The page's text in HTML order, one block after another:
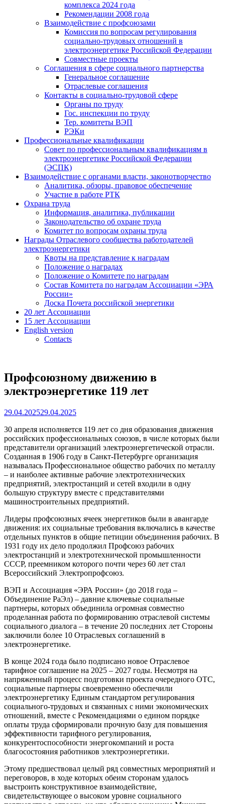
комплекса 2024 года
Рекомендации 2008 года
Взаимодействие с профсоюзами
Комиссия по вопросам регулирования
социально-трудовых отношений в
электроэнергетике Российской Федерации
Совместные проекты
Соглашения в сфере социального партнерства
Генеральное соглашение
Отраслевые соглашения
Контакты в социально-трудовой сфере
Органы по труду
Гос. инспекции по труду
Тер. комитеты ВЭП
РЭКи
Профессиональные квалификации
Совет по профессиональным квалификациям в
электроэнергетике Российской Федерации
(ЭСПК)
Взаимодействие с органами власти, законотворчество
Аналитика, обзоры, правовое обеспечение
Участие в работе РТК
Охрана труда
Информация, аналитика, публикации
Законодательство об охране труда
Комитет по вопросам охраны труда
Награды Отраслевого сообщества работодателей
электроэнергетики
Квоты на представление к наградам
Положение о наградах
Положение о Комитете по наградам
Состав Комитета по наградам Ассоциации «ЭРА
России»
Доска Почета российской энергетики
20 лет Ассоциации
15 лет Ассоциации
English version
Contacts
Профсоюзному движению в
электроэнергетике 119 лет
29.04.202529.04.2025
30 апреля исполняется 119 лет со дня образования движения
российских профессиональных союзов, в числе которых были
представители организаций электроэнергетической отрасли.
Созданная в 1906 году в Санкт-Петербурге организация
называлась Профессиональное общество рабочих по металлу
– и наиболее активные рабочие электротехнических
предприятий, электростанций и сетей входили в одну
большую структуру вместе с представителями
машиностроительных предприятий.
Лидеры профсоюзных ячеек энергетиков были в авангарде
движения: их социальные требования включались в качестве
отдельных пунктов в общие петиции объединения рабочих. В
1931 году их дело продолжил Профсоюз рабочих
электростанций и электротехнической промышленности
СССР, преемником которого почти через 60 лет стал
Всероссийский Электропрофсоюз.
ВЭП и Ассоциация «ЭРА России» (до 2018 года –
Объединение РаЭл) – давние ключевые социальные
партнеры, которых объединила огромная совместно
проделанная работа по формированию отраслевой системы
социального диалога – в течение 20 последних лет Стороны
заключили более 10 Отраслевых соглашений в
электроэнергетике.
В конце 2024 года было подписано новое Отраслевое
тарифное соглашение на 2025 – 2027 годы. Несмотря на
напряженный процесс подготовки проекта очередного ОТС,
социальные партнеры своевременно обеспечили
электроэнергетику Единым стандартом регулирования
социального-трудовых и связанных с ними экономических
отношений, вместе с Рекомендациями о едином порядке
оплаты труда сформировали прочную базу для повышения
эффективности тарифного регулирования,
конкурентоспособности энергокомпаний и роста
благосостояния работников электроэнергетики.
Этому предшествовал целый ряд совместных мероприятий и
переговоров, в ходе которых обеим сторонам удалось
выстроить конструктивное взаимодействие,
свидетельствующее о высоком уровне социального